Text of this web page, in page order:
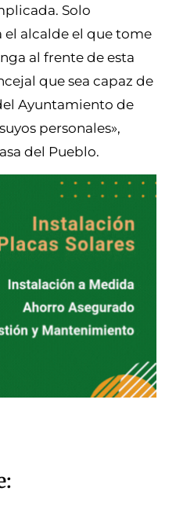
Solo
el alcalde el que tome
al frente de esta
que sea capaz de
Ayuntamiento de
personales»,
del Pueblo.